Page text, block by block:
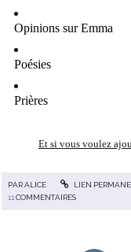
Opinions sur Emma
Poésies
Prières
Et si vous voulez
PARALICE LIEN
11 COMMENTAIRES